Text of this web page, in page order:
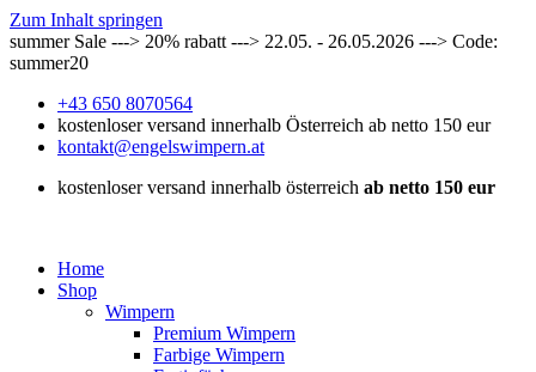
Zum Inhalt springen
summer Sale ---> 20% rabatt ---> 22.05. - 26.05.2026 ---> Code:
summer20
+43 650 8070564
kostenloser versand innerhalb Österreich ab netto 150 eur
kontakt@engelswimpern.at
kostenloser versand innerhalb österreich ab netto 150 eur
Home
Shop
Wimpern
Premium Wimpern
Farbige Wimpern